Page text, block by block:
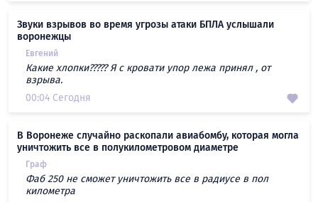
Звуки взрывов во время угрозы атаки БПЛА услышали
воронежцы
Евгений
Какие хлопки????? Я с кровати упор лежа принял , от
взрыва.
00:04 Сегодня
В Воронеже случайно раскопали авиабомбу, которая могла
уничтожить все в полукилометровом диаметре
Граф
Фаб 250 не сможет уничтожить все в радиусе в пол
километра